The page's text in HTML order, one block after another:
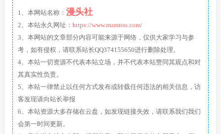
1、本网站名称： 漫头社
2、本站永久网址： https://www.mamtou.com/
3、本网站的文章部分内容可能来源于网络，仅供大家学习与参
考，如有侵权，请联系站长QQ374155650进行删除处理。
4、本站一切资源不代表本站立场，并不代表本站赞同其观点和对
其真实性负责。
5、本站一律禁止以任何方式发布或转载任何违法的相关信息，访
客发现请向站长举报
6、本站资源大多存储在云盘，如发现链接失效，请联系我们我们
会第一时间更新。